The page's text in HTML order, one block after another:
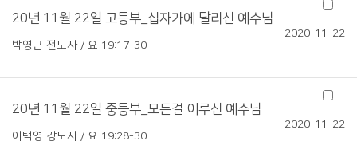
20년 11월 22일 고등부_십자가에 달리신 예수님
박영근 전도사 / 요 19:17-30
2020-11-22
20년 11월 22일 중등부_모든걸 이루신 예수님
이택영 강도사 / 요 19:28-30
2020-11-22